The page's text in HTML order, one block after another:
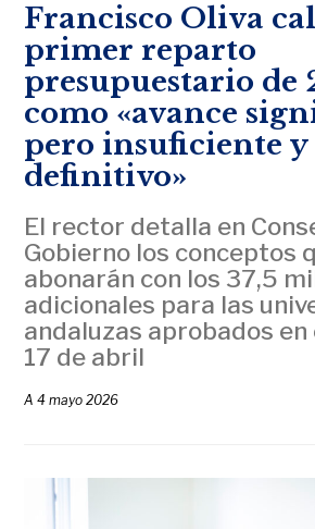
Francisco Oliva
primer reparto
presupuestario de
como «avance
pero insuficiente y
definitivo»
El rector detalla en
Gobierno los conceptos
abonarán con los 37,5
adicionales para las
andaluzas aprobados en
17 de abril
A4 mayo 2026